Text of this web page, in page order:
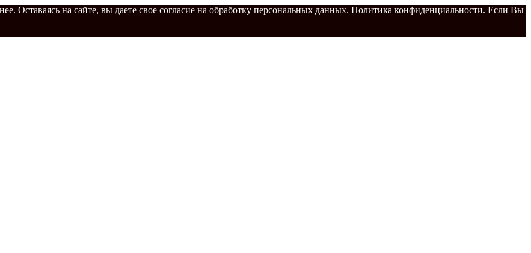
Оставаясь на сайте, вы даете свое согласие на обработку персональных данных. Политика конфиденциальности. Если Вы